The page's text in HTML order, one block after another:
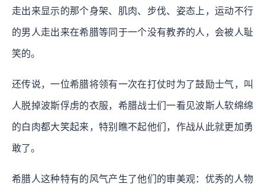
走出来显示的那个身架、肌肉、步伐、姿态上，运动不行
的男人走出来在希腊等同于一个没有教养的人，会被人耻
笑的。
还传说，一位希腊将领有一次在打仗时为了鼓励士气，叫
人脱掉波斯俘虏的衣服，希腊战士们一看见波斯人软绵绵
的白肉都大笑起来，特别瞧不起他们，作战从此就更加勇
敢了。
希腊人这种特有的风气产生了他们的审美观：优秀的人物